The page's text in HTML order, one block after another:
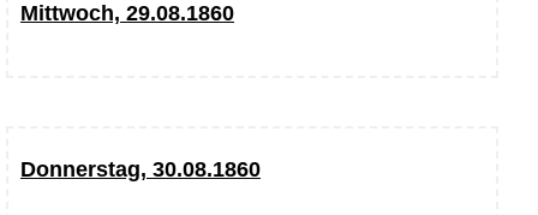
Mittwoch, 29.08.1860
Donnerstag, 30.08.1860